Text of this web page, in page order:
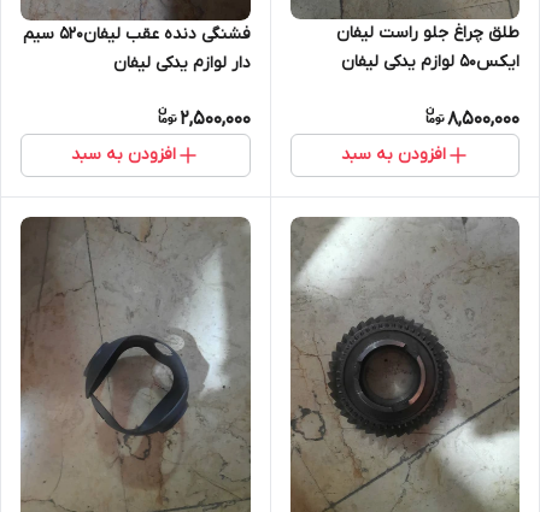
طلق چراغ جلو راست لیفان
ایکس۵۰ لوازم یدکی لیفان
8,500,000
افزودن به سبد
فشنگی دنده عقب لیفان۵۲۰ سیم
دار لوازم یدکی لیفان
2,500,000
افزودن به سبد